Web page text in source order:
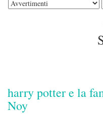
harry potter e la
Noy